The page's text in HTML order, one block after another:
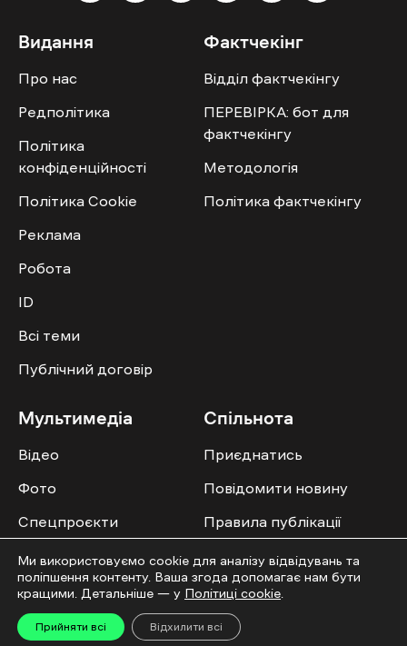
Видання
Про нас
Редполітика
Політика
конфіденційності
Політика Cookie
Реклама
Робота
ID
Всі теми
Публічний договір
Фактчекінг
Відділ фактчекінгу
ПЕРЕВІРКА: бот для
фактчекінгу
Методологія
Політика фактчекінгу
Мультимедіа
Відео
Фото
Спецпроєкти
Спільнота
Приєднатись
Повідомити новину
Правила публікації
Колонок
Ми використовуємо cookie для аналізу відвідувань та
поліпшення контенту. Ваша згода допомагає нам бути
кращими. Детальніше — у Політиці cookie
Прийняти всі Відхилити всі